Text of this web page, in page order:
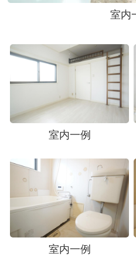
室内
室内一例
室内一例